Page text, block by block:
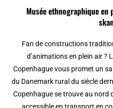
Musée ethnographique en
Fan de constructions
d’animations en plein air ?
Copenhague vous promet un
du Danemark rural du siècle
Copenhague se trouve au nord